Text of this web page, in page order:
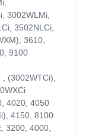
3002WLMi,
3502NLCi,
3610,
9100
(3002WTCi),
4020, 4050
4150, 8100
3200, 4000,